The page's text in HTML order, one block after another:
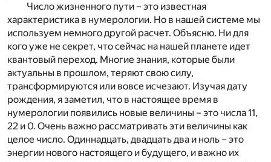
Число жизненного пути – это известная
характеристика в нумерологии. Но в нашей системе мы
используем немного другой расчет. Объясню. Ни для
кого уже не секрет, что сейчас на нашей планете идет
квантовый переход. Многие знания, которые были
актуальны в прошлом, теряют свою силу,
трансформируются или вовсе исчезают. Изучая дату
рождения, я заметил, что в настоящее время в
нумерологии появились новые величины – это числа 11,
22 и 0. Очень важно рассматривать эти величины как
целое число. Одиннадцать, двадцать два и ноль – это
энергии нового настоящего и будущего, и важно их